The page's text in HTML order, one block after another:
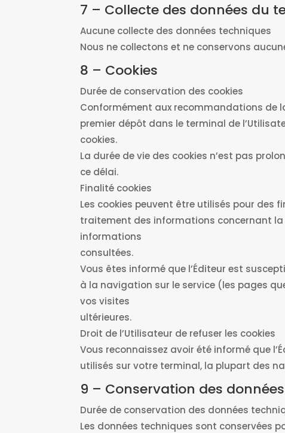
7 – Collecte des données du
Aucune collecte des données techniques
Nous ne collectons et ne conservons
8 – Cookies
Durée de conservation des cookies
Conformément aux recommandations de
premier dépôt dans le terminal de
cookies.
La durée de vie des cookies n’est pas
ce délai.
Finalité cookies
Les cookies peuvent être utilisés pour
traitement des informations concernant la
informations
consultées.
Vous êtes informé que l’Éditeur est
à la navigation sur le service (les pages
vos visites
ultérieures.
Droit de l’Utilisateur de refuser les cookies
Vous reconnaissez avoir été informé que
utilisés sur votre terminal, la plupart des
9 – Conservation des
Durée de conservation des données
Les données techniques sont conservées